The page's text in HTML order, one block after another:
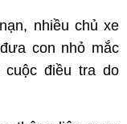
nhiều chủ xe
con nhỏ mắc
cuộc điều tra do